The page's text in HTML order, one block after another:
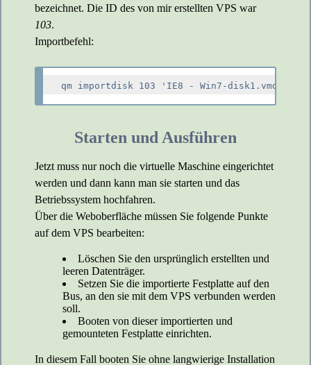
bezeichnet. Die ID des von mir erstellten VPS war
103.
Importbefehl:
Starten und Ausführen
Jetzt muss nur noch die virtuelle Maschine eingerichtet
werden und dann kann man sie starten und das
Betriebssystem hochfahren.
Über die Weboberfläche müssen Sie folgende Punkte
auf dem VPS bearbeiten:
Löschen Sie den ursprünglich erstellten und
leeren Datenträger.
Setzen Sie die importierte Festplatte auf den
Bus, an den sie mit dem VPS verbunden werden
soll.
Booten von dieser importierten und
gemounteten Festplatte einrichten.
In diesem Fall booten Sie ohne langwierige Installation